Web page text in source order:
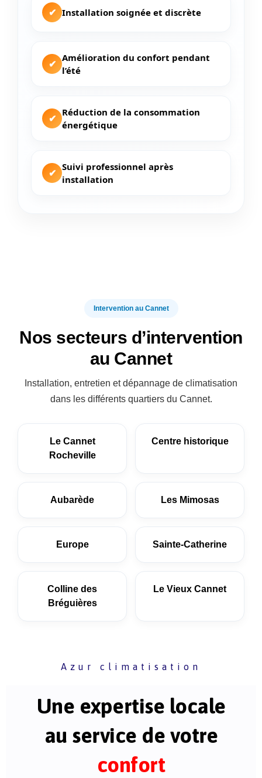
✔ Installation soignée et discrète
✔ Amélioration du confort pendant
l’été
✔ Réduction de la consommation
énergétique
✔ Suivi professionnel après
installation
Intervention au Cannet
Nos secteurs d’intervention
au Cannet
Installation, entretien et dépannage de climatisation
dans les différents quartiers du Cannet.
Le Cannet
Rocheville
Centre historique
Aubarède Les Mimosas
Europe Sainte-Catherine
Colline des
Bréguières
Le Vieux Cannet
Azur climatisation
Une expertise locale
au service de votre
confort